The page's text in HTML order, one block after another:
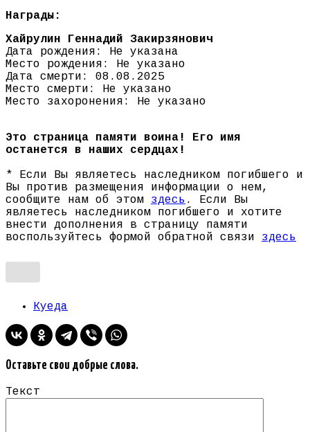
Награды:
Хайрулин Геннадий Закирзянович
Дата рождения: Не указана
Место рождения: Не указано
Дата смерти: 08.08.2025
Место смерти: Не указано
Место захоронения: Не указано
Это страница памяти воина! Его имя
останется в наших сердцах!
* Если Вы являетесь наследником погибшего и
Вы против размещения информации о нем,
сообщите нам об этом здесь . Если Вы
являетесь наследником погибшего и хотите
внести дополнения в страницу памяти
воспользуйтесь формой обратной связи здесь
Куеда
Оставьте свои добрые слова.
Текст